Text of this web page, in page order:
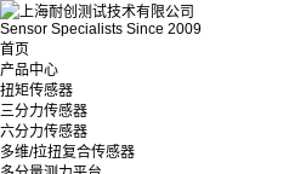
Sensor Specialists Since 2009
首页
产品中心
扭矩传感器
三分力传感器
六分力传感器
多维/拉扭复合传感器